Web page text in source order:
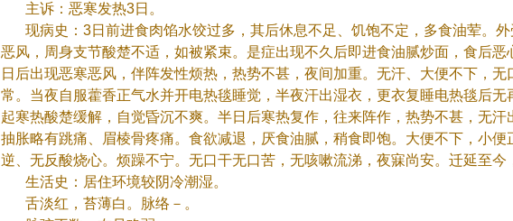
主诉：恶寒发热3日。
现病史： 3日前进食肉馅水饺过多，其后休息不足、饥饱不定，多食油荤。
恶风，周身支节酸楚不适，如被紧束。是症出现不久后即进食油腻炒面，食后恶
日后出现恶寒恶风，伴阵发性烦热，热势不甚，夜间加重。无汗、大便不下，无
常。当夜自服藿香正气水并开电热毯睡觉，半夜汗出湿衣，更衣复睡电热毯后无
起寒热酸楚缓解，自觉昏沉不爽。半日后寒热复作，往来阵作，热势不甚，无汗
抽胀略有跳痛、眉棱骨疼痛。食欲减退，厌食油腻，稍食即饱。大便不下，小便
逆、无反酸烧心。烦躁不宁。无口干无口苦，无咳嗽流涕，夜寐尚安。迁延至今
生活史：居住环境较阴冷潮湿。
舌淡红，苔薄白。脉络－。